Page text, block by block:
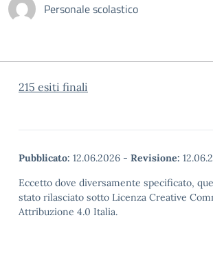
Personale scolastico
215 esiti finali
Pubblicato: 12.06.2026 - Revisione:
Eccetto dove diversamente specificato,
stato rilasciato sotto Licenza Creative
Attribuzione 4.0 Italia.